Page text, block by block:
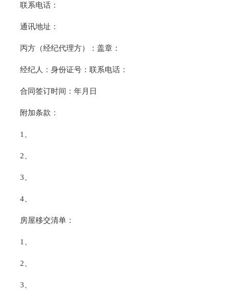
联系电话：
通讯地址：
丙方（经纪代理方）：盖章：
经纪人：身份证号：联系电话：
合同签订时间：年月日
附加条款：
1、
2、
3、
4、
房屋移交清单：
1、
2、
3、